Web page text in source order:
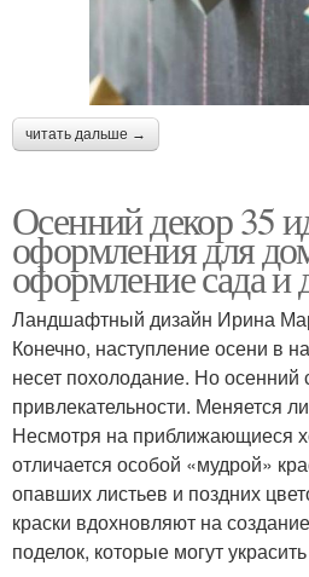
читать дальше →
Осенний декор 35
оформления для
оформление сада и
Ландшафтный дизайн Ирина
Конечно, наступление осени в
несет похолодание. Но осенний
привлекательности. Меняется
Несмотря на приближающиеся
отличается особой «мудрой»
опавших листьев и поздних
краски вдохновляют на
поделок, которые могут